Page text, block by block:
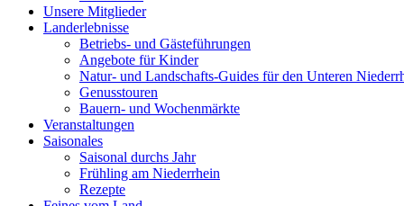
Unsere Mitglieder
Landerlebnisse
Betriebs- und Gästeführungen
Angebote für Kinder
Natur- und Landschafts-Guides für den Unteren
Genusstouren
Bauern- und Wochenmärkte
Veranstaltungen
Saisonales
Saisonal durchs Jahr
Frühling am Niederrhein
Rezepte